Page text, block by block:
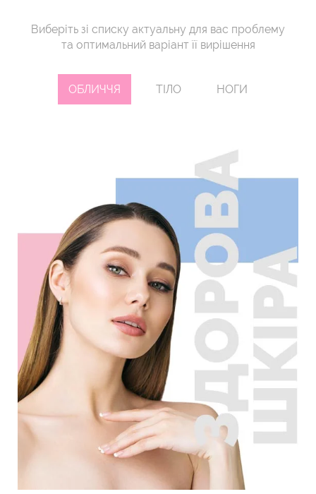
Виберіть зі списку актуальну для вас проблему
та оптимальний варіант її вирішення
ОБЛИЧЧЯ ТІЛО НОГИ